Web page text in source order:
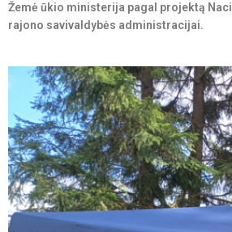
Žemė ūkio ministerija pagal projektą
rajono savivaldybės administracijai.